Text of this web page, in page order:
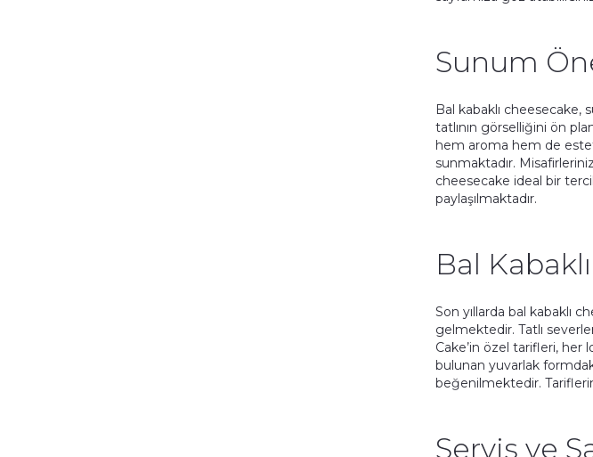
Sunum
Bal kabaklı
tatlının görselliğini ön
hem aroma hem de
sunmaktadır.
cheesecake ideal bir
paylaşılmaktadır.
Bal
Son yıllarda bal kabaklı
gelmektedir. Tatlı
Cake’in özel tarifleri, her
bulunan yuvarlak
beğenilmektedir.
Servis ve